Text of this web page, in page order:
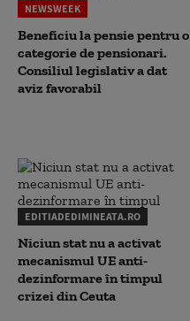
NEWSWEEK
Beneficiu la pensie pentru o
categorie de pensionari.
Consiliul legislativ a dat
aviz favorabil
EDITIADEDIMINEATA.RO
Niciun stat nu a activat
mecanismul UE anti-
dezinformare în timpul
crizei din Ceuta